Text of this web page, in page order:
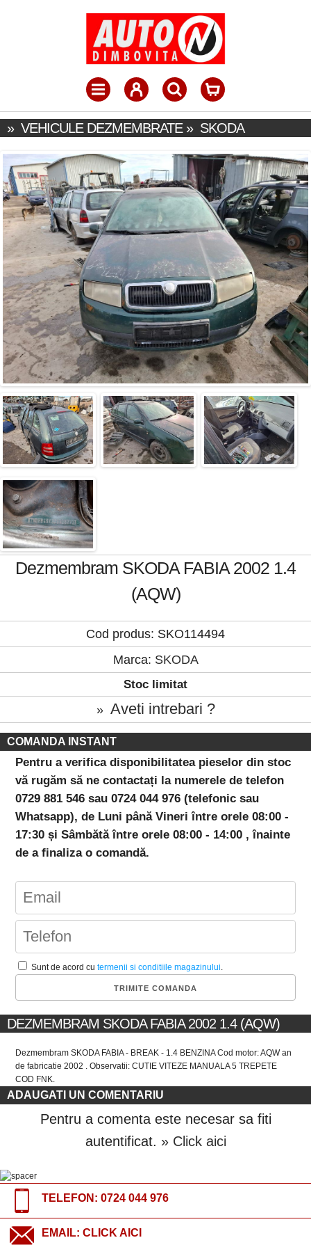
» VEHICULE DEZMEMBRATE» SKODA
Dezmembram SKODA FABIA 2002 1.4
(AQW)
Cod produs: SKO114494
Marca: SKODA
Stoc limitat
» Aveti intrebari ?
COMANDA INSTANT
Pentru a verifica disponibilitatea pieselor din stoc
vă rugăm să ne contactați la numerele de telefon
0729 881 546 sau 0724 044 976 (telefonic sau
Whatsapp), de Luni până Vineri între orele 08:00 -
17:30 și Sâmbătă între orele 08:00 - 14:00 , înainte
de a finaliza o comandă.
Sunt de acord cutermenii si conditiile magazinului.
DEZMEMBRAM SKODA FABIA 2002 1.4 (AQW)
Dezmembram SKODA FABIA - BREAK - 1.4 BENZINA Cod motor: AQW an
de fabricatie 2002 . Observatii: CUTIE VITEZE MANUALA 5 TREPETE
COD FNK.
ADAUGATI UN COMENTARIU
Pentru a comenta este necesar sa fiti
autentificat. » Click aici
TELEFON: 0724 044 976
EMAIL: CLICK AICI